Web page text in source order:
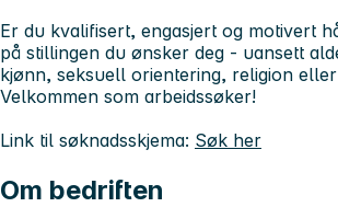
Er du kvalifisert, engasjert og motivert
på stillingen du ønsker deg - uansett
kjønn, seksuell orientering, religion
Velkommen som arbeidssøker!
Link til søknadsskjema: Søk her
Om bedriften